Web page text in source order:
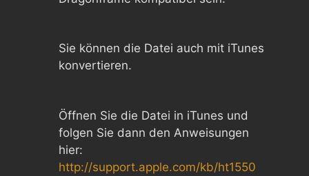
Sie können die Datei auch mit iTunes
konvertieren.
Öffnen Sie die Datei in iTunes und
folgen Sie dann den Anweisungen
hier:
http://support.apple.com/kb/ht1550